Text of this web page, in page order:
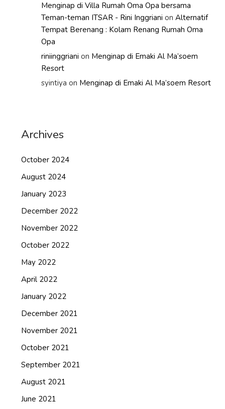
Menginap di Villa Rumah Oma Opa bersama
Teman-teman ITSAR - Rini Inggriani onAlternatif
Tempat Berenang : Kolam Renang Rumah Oma
Opa
riniinggriani on Menginap di Emaki Al Ma’soem
Resort
syintiya on Menginap di Emaki Al Ma’soem Resort
Archives
October 2024
August 2024
January 2023
December 2022
November 2022
October 2022
May 2022
April 2022
January 2022
December 2021
November 2021
October 2021
September 2021
August 2021
June 2021